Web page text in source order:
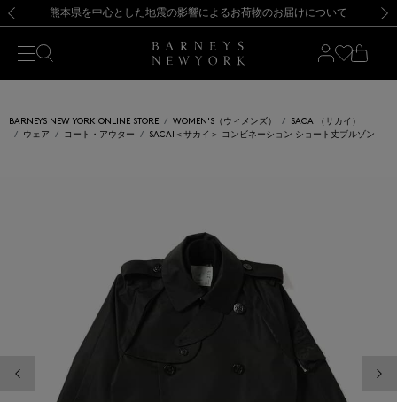
新規登録のお客様も対象！＜MY BARNEYS＞会員のお客様は11,000円（税込）以上のお買上げで常時送料無料！お買い物の際は会員登録を！
【夏季休業に伴う返品・交換承り一時停止のお知らせ】（2026.8.5）
熊本県を中心とした地震の影響によるお荷物のお届けについて
【開催中】SUMMER SALEのご案内・ご注意事項 新規登録のお客様も対象！＜MY BARNEYS＞会員のお客様は11,000円（税込）以上のお買上げで常時送料無料！お買い物の際は会員登録を！
【夏季休業に伴う返品・交換承り一時停止のお知らせ】（2026.8.5）
BARNEYS NEW YORK ONLINE STORE WOMEN'S（ウィメンズ）
SACAI（サカイ）
ウェア
コート・アウター SACAI＜サカイ＞ コンビネーション ショート丈ブルゾン